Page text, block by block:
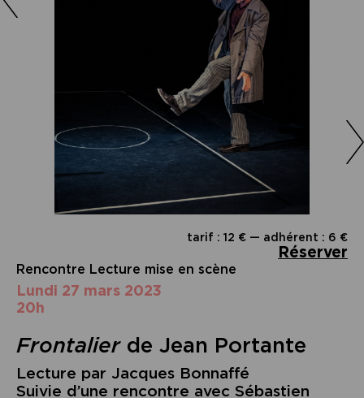
tarif : 12 € — adhérent : 6 €
Réserver
Rencontre Lecture mise en scène
lundi 27 mars 2023
20h
Frontalierde Jean Portante
Lecture par Jacques Bonnaffé
Suivie d’une rencontre avec Sébastien